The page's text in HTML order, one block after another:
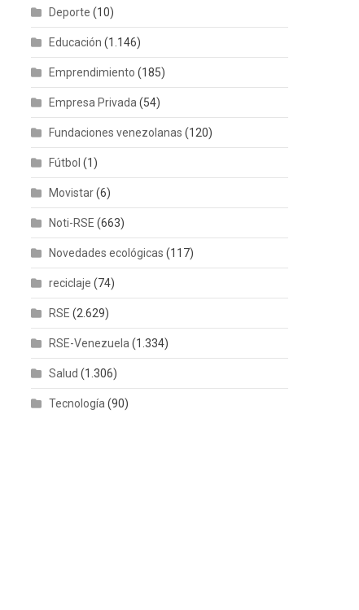
Deporte (10)
Educación (1.146)
Emprendimiento (185)
Empresa Privada (54)
Fundaciones venezolanas (120)
Fútbol (1)
Movistar(6)
Noti-RSE (663)
Novedades ecológicas (117)
reciclaje (74)
RSE (2.629)
RSE-Venezuela (1.334)
Salud (1.306)
Tecnología (90)